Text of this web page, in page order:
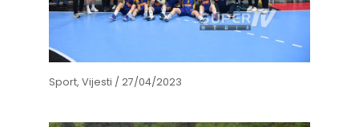
Sport,Vijesti /27/04/2023